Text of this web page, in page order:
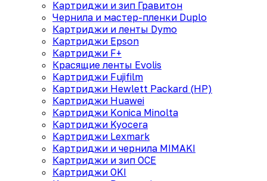
Картриджи и зип Гравитон
Чернила и мастер-пленки Duplo
Картриджи и ленты Dymo
Картриджи Epson
Картриджи F+
Красящие ленты Evolis
Картриджи Fujifilm
Картриджи Hewlett Packard (HP)
Картриджи Huawei
Картриджи Konica Minolta
Картриджи Kyocera
Картриджи Lexmark
Картриджи и чернила MIMAKI
Картриджи и зип OCE
Картриджи OKI